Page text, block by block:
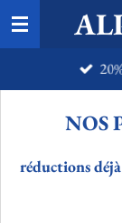
Passer
au
NOS
réductions